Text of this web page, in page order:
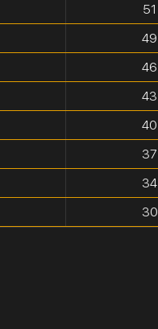
51
49
46
43
40
37
34
30